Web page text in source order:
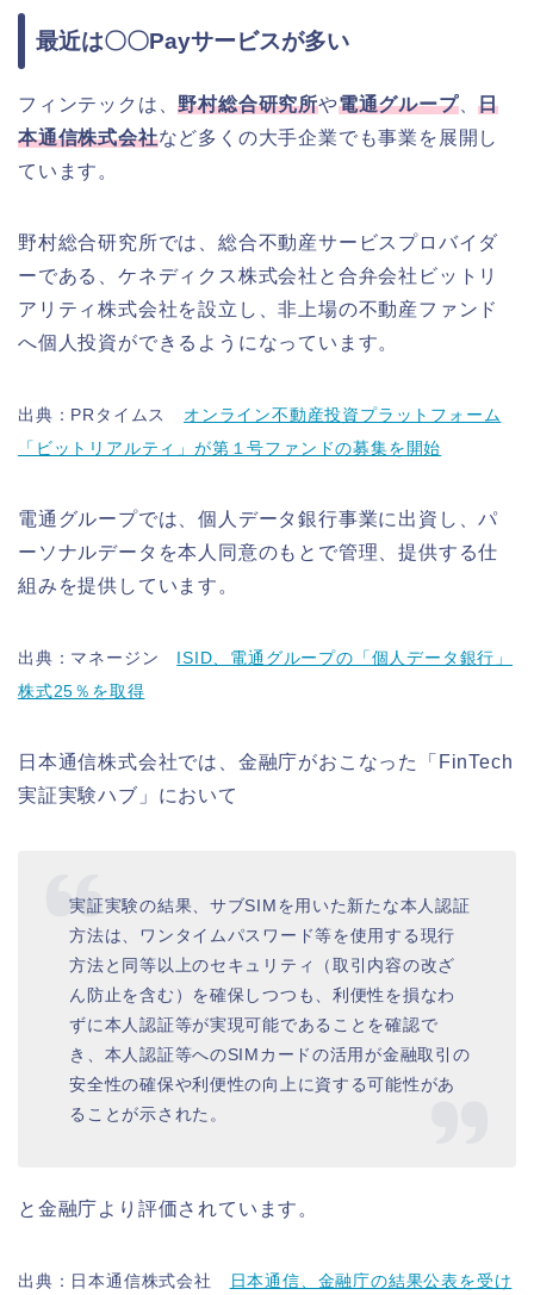
最近は〇〇Payサービスが多い
フィンテックは、野村総合研究所や電通グループ、日
本通信株式会社など多くの大手企業でも事業を展開し
ています。
野村総合研究所では、総合不動産サービスプロバイダ
ーである、ケネディクス株式会社と合弁会社ビットリ
アリティ株式会社を設立し、非上場の不動産ファンド
へ個人投資ができるようになっています。
出典：PRタイムス オンライン不動産投資プラットフォーム
「ビットリアルティ」が第１号ファンドの募集を開始
電通グループでは、個人データ銀行事業に出資し、パ
ーソナルデータを本人同意のもとで管理、提供する仕
組みを提供しています。
出典：マネージン ISID、電通グループの「個人データ銀行」
株式25％を取得
日本通信株式会社では、金融庁がおこなった「FinTech
実証実験ハブ」において
実証実験の結果、サブSIMを用いた新たな本人認証
方法は、ワンタイムパスワード等を使用する現行
方法と同等以上のセキュリティ（取引内容の改ざ
ん防止を含む）を確保しつつも、利便性を損なわ
ずに本人認証等が実現可能であることを確認で
き、本人認証等へのSIMカードの活用が金融取引の
安全性の確保や利便性の向上に資する可能性があ
ることが示された。
と金融庁より評価されています。
出典：日本通信株式会社 日本通信、金融庁の結果公表を受け